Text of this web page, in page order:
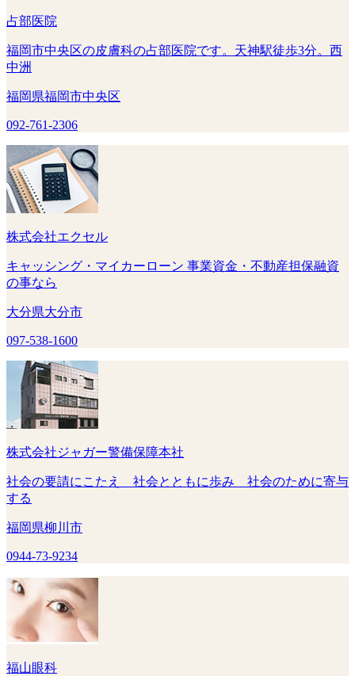
占部医院
福岡市中央区の皮膚科の占部医院です。天神駅徒歩3分。西
中洲
福岡県福岡市中央区
092-761-2306
株式会社エクセル
キャッシング・マイカーローン 事業資金・不動産担保融資
の事なら
大分県大分市
097-538-1600
株式会社ジャガー警備保障本社
社会の要請にこたえ 社会とともに歩み 社会のために寄与
する
福岡県柳川市
0944-73-9234
福山眼科